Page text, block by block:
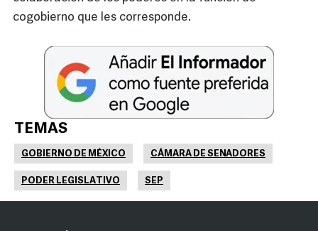
cogobierno que les corresponde.
TEMAS
GOBIERNO DE MÉXICO CÁMARA DE SENADORES
PODER LEGISLATIVO SEP